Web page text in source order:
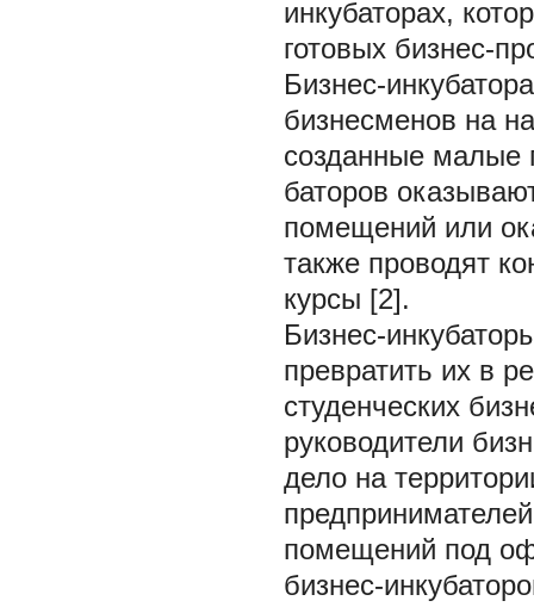
инкубаторах,
готовых бизнес-
Бизнес-
бизнесменов на
созданные малые
баторов
помещений или
также проводят
курсы [2].
Бизнес-
превратить их в
студенческих
руководители
дело на
помещений под
бизнес-